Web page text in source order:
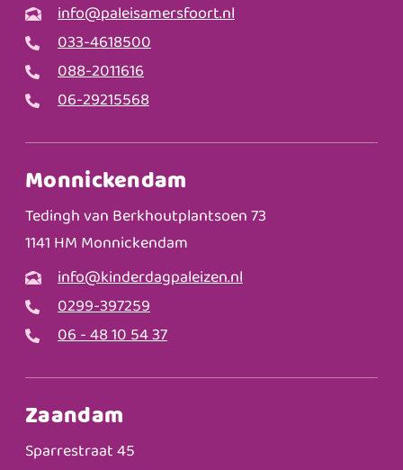
info@paleisamersfoort.nl
033-4618500
088-2011616
06-29215568
Monnickendam
Tedingh van Berkhoutplantsoen 73
1141 HM Monnickendam
info@kinderdagpaleizen.nl
0299-397259
06 - 48 10 54 37
Zaandam
Sparrestraat 45